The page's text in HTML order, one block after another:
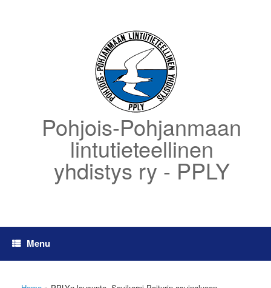
Pohjois-Pohjanmaan
lintutieteellinen
yhdistys ry - PPLY
Menu